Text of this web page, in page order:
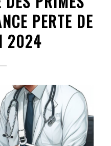
PERTE DE
2024